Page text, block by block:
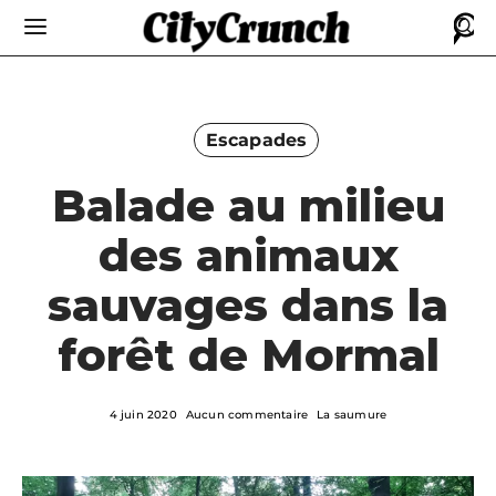
Escapades
Balade au milieu
des animaux
sauvages dans la
forêt de Mormal
4 juin 2020 Aucun commentaire La saumure